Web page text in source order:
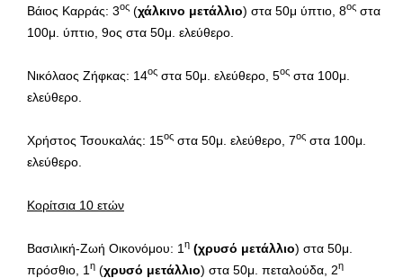
Βάιος Καρράς: 3ος (χάλκινο μετάλλιο) στα 50μ ύπτιο, 8ος στα
100μ. ύπτιο, 9ος στα 50μ. ελεύθερο.
Νικόλαος Ζήφκας: 14ος στα 50μ. ελεύθερο, 5ος στα 100μ.
ελεύθερο.
Χρήστος Τσουκαλάς: 15ος στα 50μ. ελεύθερο, 7ος στα 100μ.
ελεύθερο.
Κορίτσια 10 ετών
Βασιλική-Ζωή Οικονόμου: 1 η (χρυσό μετάλλιο) στα 50μ.
πρόσθιο, 1 η (χρυσό μετάλλιο) στα 50μ. πεταλούδα, 2η